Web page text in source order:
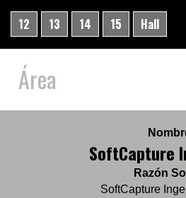
12 13 14 15 Hall
Área
SoftCapture
Razón
SoftCapture